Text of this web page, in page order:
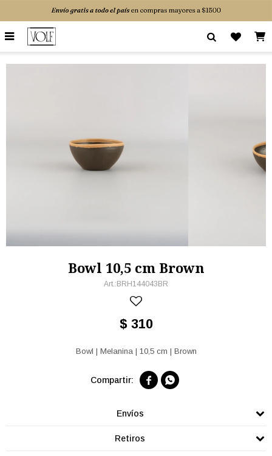

Bowl 10,5 cm Brown
BRH144043BR
$ 310
Bowl | Melanina | 10,5 cm | Brown
 
Envíos
Retiros